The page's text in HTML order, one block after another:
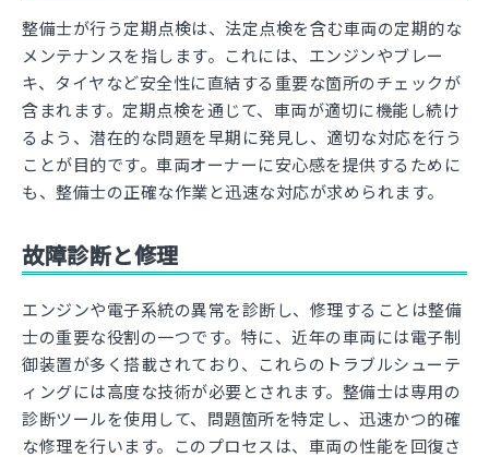
整備士が行う定期点検は、法定点検を含む車両の定期的な
メンテナンスを指します。これには、エンジンやブレー
キ、タイヤなど安全性に直結する重要な箇所のチェックが
含まれます。定期点検を通じて、車両が適切に機能し続け
るよう、潜在的な問題を早期に発見し、適切な対応を行う
ことが目的です。車両オーナーに安心感を提供するために
も、整備士の正確な作業と迅速な対応が求められます。
故障診断と修理
エンジンや電子系統の異常を診断し、修理することは整備
士の重要な役割の一つです。特に、近年の車両には電子制
御装置が多く搭載されており、これらのトラブルシューテ
ィングには高度な技術が必要とされます。整備士は専用の
診断ツールを使用して、問題箇所を特定し、迅速かつ的確
な修理を行います。このプロセスは、車両の性能を回復さ